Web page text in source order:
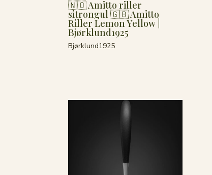
🇳🇴 Amitto riller
sitrongul 🇬🇧 Amitto
Riller Lemon Yellow |
Bjørklund1925
Bjørklund1925